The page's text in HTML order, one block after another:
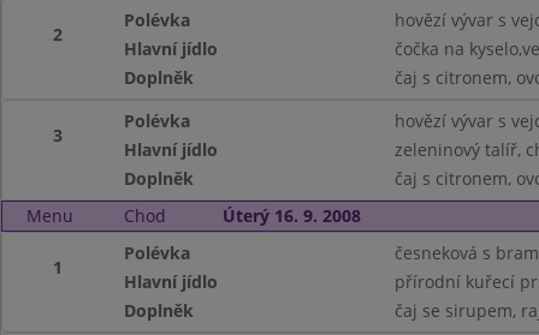
2
Polévka
hovězí vývar s
Hlavní jídlo
čočka na
Doplněk
čaj s citronem,
3
Polévka
hovězí vývar s
Hlavní jídlo
zeleninový talíř,
Doplněk
čaj s citronem,
Menu
Chod Úterý 16. 9. 2008
1
Polévka
česneková s
Hlavní jídlo
přírodní kuřecí
Doplněk
čaj se sirupem,